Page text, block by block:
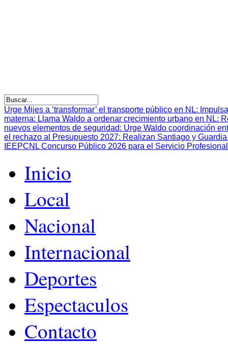
Urge Mijes a ‘transformar’ el transporte público en NL:
materna: Llama Waldo a ordenar crecimiento urbano en NL:
nuevos elementos de seguridad: Urge Waldo coordinación
el rechazo al Presupuesto 2027: Realizan Santiago y
IEEPCNL Concurso Público 2026 para el Servicio
Inicio
Local
Nacional
Internacional
Deportes
Espectaculos
Contacto